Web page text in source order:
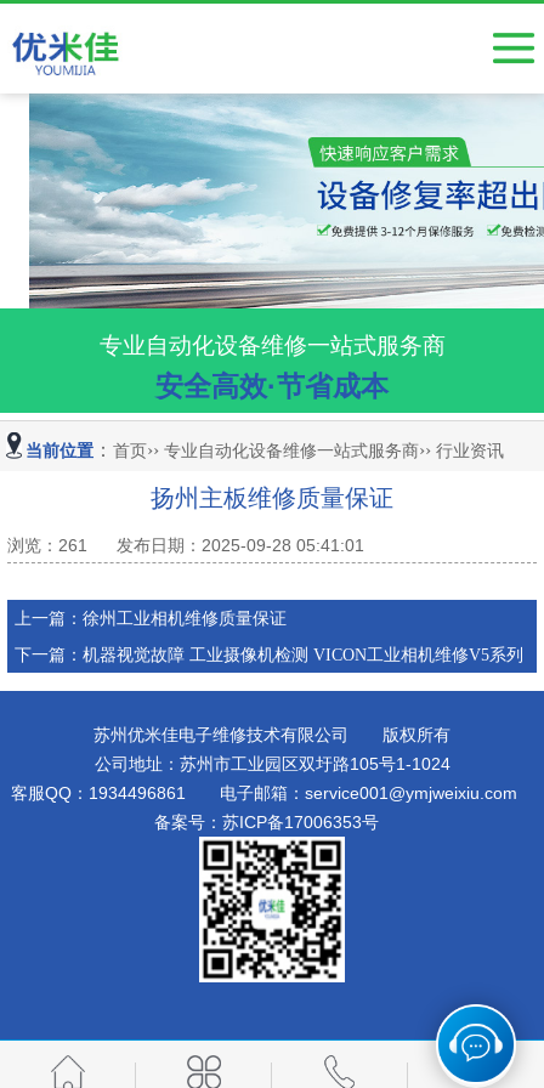
专业自动化设备维修一站式服务商
安全高效·节省成本
当前位置 ： 首页›› 专业自动化设备维修一站式服务商›› 行业资讯
扬州主板维修质量保证
浏览： 261 发布日期：2025-09-28 05:41:01
上一篇： 徐州工业相机维修质量保证
下一篇： 机器视觉故障 工业摄像机检测 VICON工业相机维修V5系列
苏州优米佳电子维修技术有限公司 版权所有
公司地址：苏州市工业园区双圩路105号1-1024
客服QQ：1934496861 电子邮箱：service001@ymjweixiu.com
备案号： 苏ICP备17006353号
按产品分类 工业相机维修
触摸屏维修
伺服驱动器维修
变频器维修
电源维修
半导体设备维修
小批量电路板开发焊接
视觉系统、显微镜维修